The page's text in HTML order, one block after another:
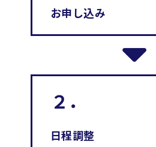
お申し込み
２．
日程調整